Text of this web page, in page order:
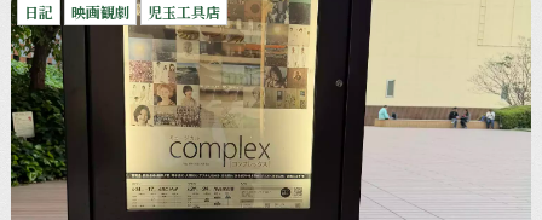
日記 映画観劇 児玉工具店